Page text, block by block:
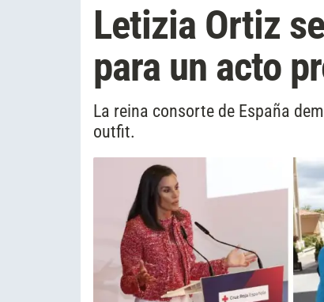
Letizia Ortiz
para un acto
La reina consorte de España
outfit.